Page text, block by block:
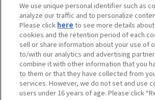
採用情報
サステナビリティ
お問い合わせ
ウェブサイトご利用条件 ソーシャルメディアポリシー
We use unique personal identifier such as
analyze our traffic and to personalize
Please click here to see more details
cookies and the retention period of each
sell or share information about your use of
to/with our analytics and advertising
combine it with other information that you
to them or that they have collected from
services. However, we do not set and use
users under 16 years of age. Please click